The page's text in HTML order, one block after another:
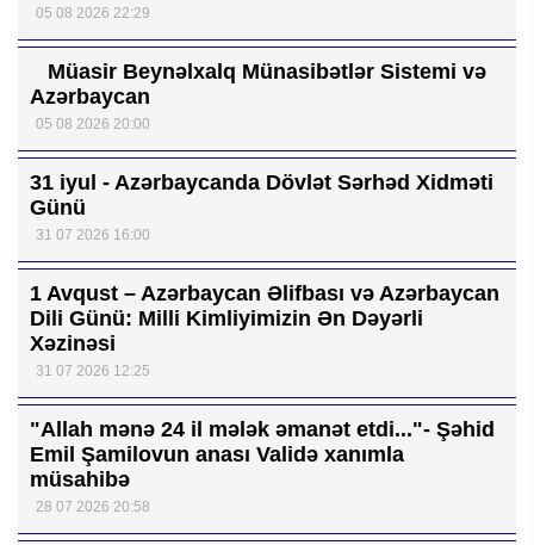
05 08 2026 22:29
Müasir Beynəlxalq Münasibətlər Sistemi və
Azərbaycan
05 08 2026 20:00
31 iyul - Azərbaycanda Dövlət Sərhəd Xidməti
Günü
31 07 2026 16:00
1 Avqust – Azərbaycan Əlifbası və Azərbaycan
Dili Günü: Milli Kimliyimizin Ən Dəyərli
Xəzinəsi
31 07 2026 12:25
"Allah mənə 24 il mələk əmanət etdi..."- Şəhid
Emil Şamilovun anası Validə xanımla
müsahibə
28 07 2026 20:58